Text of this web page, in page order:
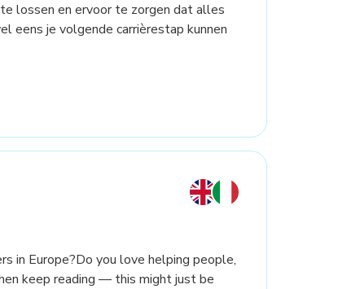
lossen en ervoor te zorgen dat alles
je volgende carrièrestap kunnen
in Europe?Do you love helping people,
keep reading — this might just be